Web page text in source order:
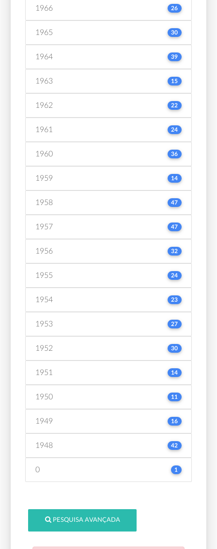
1966 26
1965 30
1964 39
1963 15
1962 22
1961 24
1960 36
1959 14
1958 47
1957 47
1956 32
1955 24
1954 23
1953 27
1952 30
1951 14
1950 11
1949 16
1948 42
0 1
PESQUISA AVANÇADA